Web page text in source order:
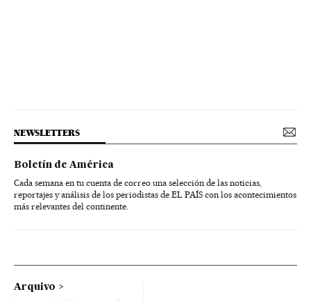
NEWSLETTERS
Boletín de América
Cada semana en tu cuenta de correo una selección de las noticias,
reportajes y análisis de los periodistas de EL PAÍS con los acontecimientos
más relevantes del continente.
Arquivo